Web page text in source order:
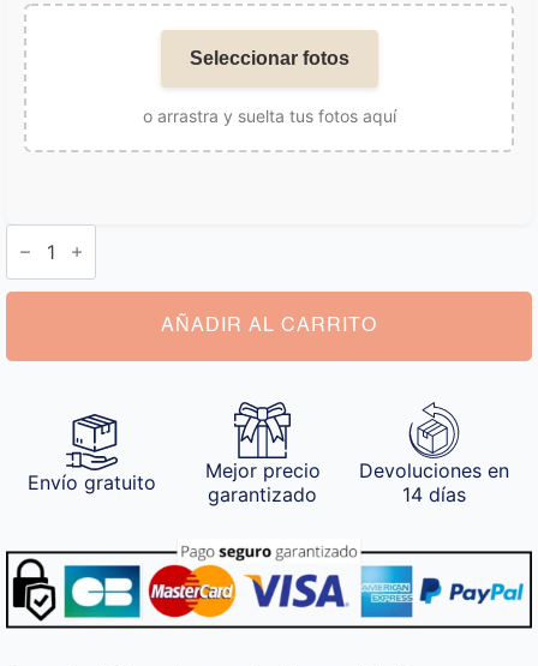
Seleccionar fotos
o arrastra y suelta tus fotos aquí
Llavero
Dibujo
cantidad
AÑADIR AL CARRITO
Envío gratuito
Mejor precio
garantizado
Devoluciones en
14 días